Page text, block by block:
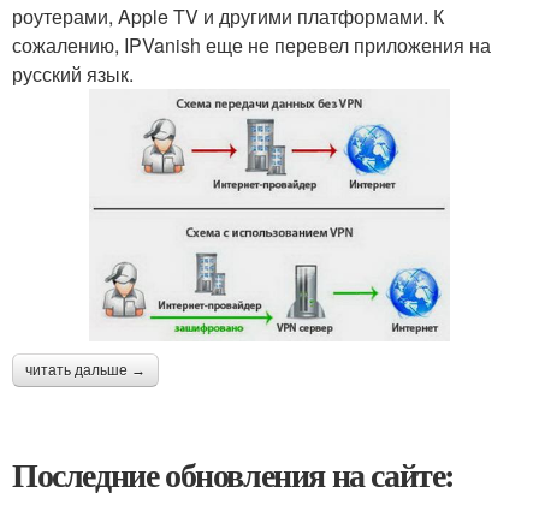
роутерами, Apple TV и другими платформами. К
сожалению, IPVanish еще не перевел приложения на
русский язык.
читать дальше →
Последние обновления на сайте: